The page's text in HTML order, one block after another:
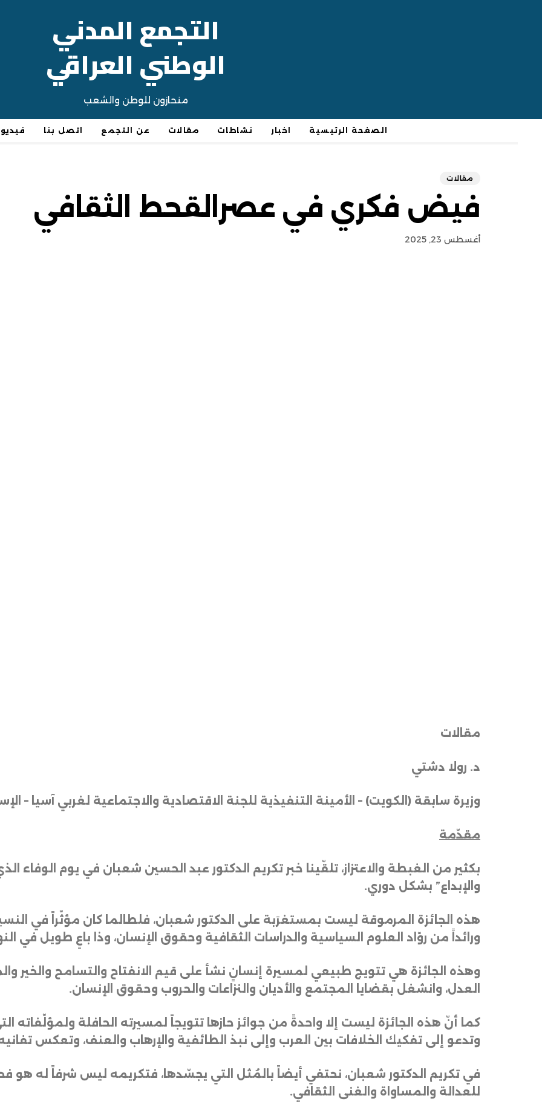
التجمع المدني
الوطني العراقي
منحازون للوطن والشعب
الصفحة الرئيسية اخبار نشاطات مقالات عن التجمع اتصل بنا
مقالات
فيض فكري في عصرالقحط الثقافي
أغسطس 23, 2025
مقالات
د. رولا دشتي
وزيرة سابقة (الكويت) – الأمينة التنفيذية للجنة الاقتصادية والاجتماعية لغربي آسيا –
مقدّمة
بكثير من الغبطة والاعتزاز، تلقّينا خبر تكريم الدكتور عبد الحسين شعبان في يوم الوفاء
والإبداع” بشكل دوري.
هذه الجائزة المرموقة ليست بمستغرَبة على الدكتور شعبان، فلطالما كان مؤثّراً في
ورائداً من روّاد العلوم السياسية والدراسات الثقافية وحقوق الإنسان، وذا باعٍ طويل في
وهذه الجائزة هي تتويج طبيعي لمسيرة إنسانٍ نشأ على قيم الانفتاح والتسامح والخير
العدل، وانشغل بقضايا المجتمع والأديان والنزاعات والحروب وحقوق الإنسان.
كما أنّ هذه الجائزة ليست إلا واحدةً من جوائز حازها تتويجاً لمسيرته الحافلة ولمؤلّفاته
وتدعو
إلى تفكيك الخلافات بين العرب وإلى نبذ الطائفية والإرهاب والعنف، وتعكس
في تكريم الدكتور شعبان، نحتفي أيضاً بالمُثل التي يجسّدها، فتكريمه ليس شرفاً له هو
للعدالة والمساواة والغنى الثقافي.